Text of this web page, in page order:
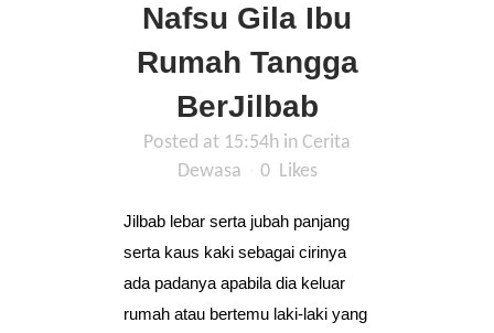
Nafsu Gila Ibu
Rumah Tangga
BerJilbab
Posted at 15:54h in Cerita
Dewasa
0 Likes
Jilbab lebar serta jubah panjang
serta kaus kaki sebagai cirinya
ada padanya apabila dia keluar
rumah atau bertemu laki-laki yang